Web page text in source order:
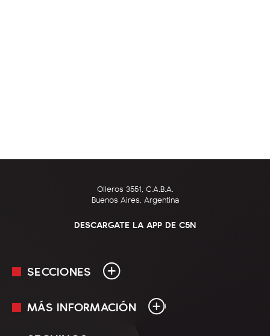
Olleros 3551, C.A.B.A.
Buenos Aires, Argentina
DESCARGATE LA APP DE C5N
SECCIONES
En Vivo
MÁS INFORMACIÓN